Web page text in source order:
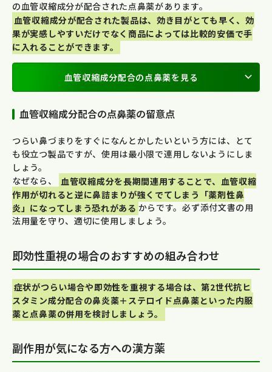
の血管収縮成分が配合された点鼻薬があります。
血管収縮成分が配合された製品は、効き目がとても早く、効
果が実感しやすいだけでなく商品によっては比較的安価で手
に入れることができます。
血管収縮成分配合の点鼻薬を見る
血管収縮成分配合の点鼻薬の留意点
つらい鼻づまりをすぐになんとかしたいという方には、とて
も役立つ製品ですが、使用は最小限で連用しないようにしま
しょう。
なぜなら、
血管収縮成分を長期間連用することで、血管収縮
作用が切れると逆に鼻詰まりが強くでてしまう「薬剤性鼻
炎」になってしまう恐れがある からです。必ず添付文書の用
法用量を守り、適切に使用しましょう。
即効性重視の場合のおすすめの組み合わせ
症状がつらい場合や即効性を重視する場合は、第2世代抗ヒ
スタミン成分配合の鼻炎薬＋ステロイド点鼻薬といった内服
薬と点鼻薬の併用を検討しましょう。
副作用が気になる方への漢方薬